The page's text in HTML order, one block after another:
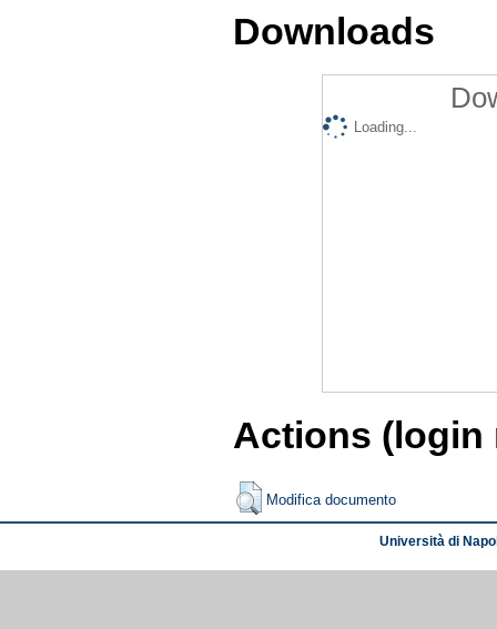
Downloads
Loading...
Actions (login
Modifica documento
Università di